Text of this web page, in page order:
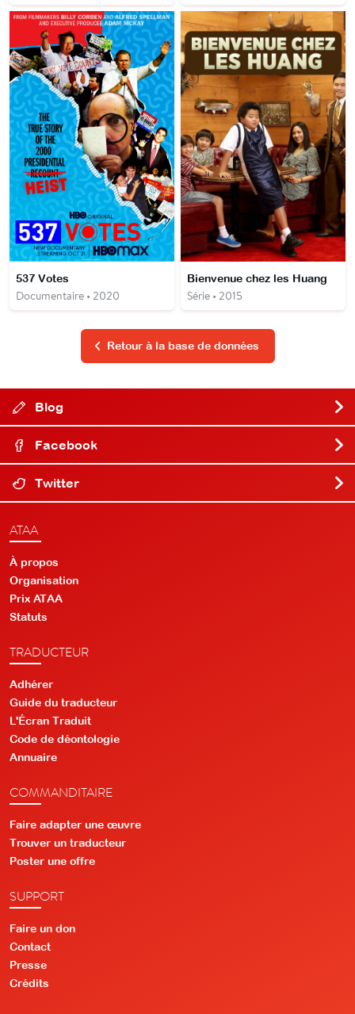
537 Votes
Documentaire • 2020
Bienvenue chez les Huang
Série • 2015
Retour à la base de données
Blog
Facebook
Twitter
ATAA
À propos
Organisation
Prix ATAA
Statuts
TRADUCTEUR
Adhérer
Guide du traducteur
L'Écran Traduit
Code de déontologie
Annuaire
COMMANDITAIRE
Faire adapter une œuvre
Trouver un traducteur
Poster une offre
SUPPORT
Faire un don
Contact
Presse
Crédits